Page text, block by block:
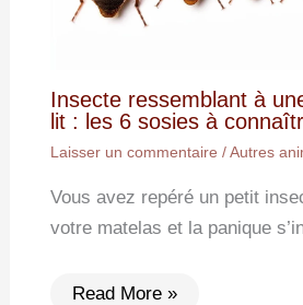
Insecte ressemblant à
lit : les 6 sosies à
Laisser un commentaire /Autres
Vous avez repéré un petit
votre matelas et la panique
Read More »